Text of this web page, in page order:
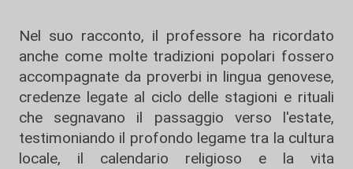
Nel suo racconto, il professore ha ricordato
anche come molte tradizioni popolari fossero
accompagnate da proverbi in lingua genovese,
credenze legate al ciclo delle stagioni e rituali
che segnavano il passaggio verso l'estate,
testimoniando il profondo legame tra la cultura
locale, il calendario religioso e la vita